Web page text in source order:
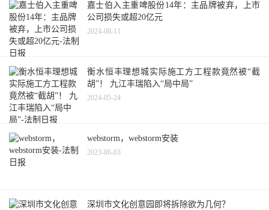
嘉士伯入主重啤股份14年：主品牌被弃，上市
公司损失或超20亿元
2024-08-11
衡水恒丰理想城实际施工方工程款竟然被“截
胡”！ 九江丰瑞陷入“局中局”
2024-05-24
webstorm，webstorm安装
2023-06-03
深圳市文化创意园即将拆除欲为几何？